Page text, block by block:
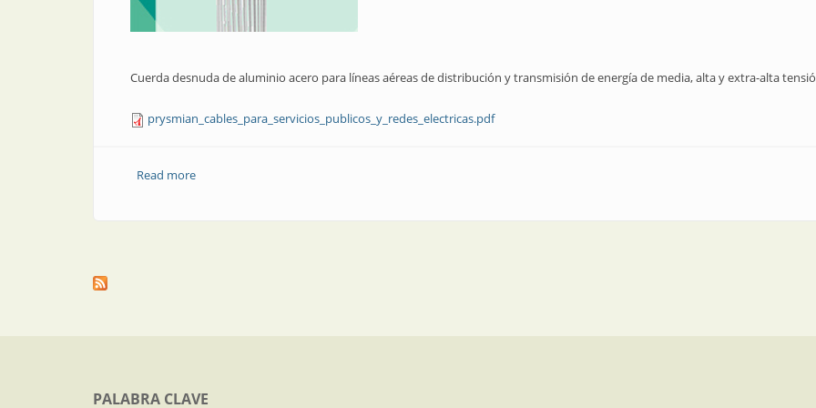
Cuerda desnuda de aluminio acero para líneas aéreas de distribución y transmisión de energía de media, alta y extra-alta
prysmian_cables_para_servicios_publicos_y_redes_electricas.pdf
Read moreabout Cables para servicios públicos y redes eléctricas
PALABRA CLAVE